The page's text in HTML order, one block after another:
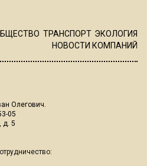
ТРАНСПОРТ ЭКОЛОГИЯ
НОВОСТИ КОМПАНИЙ
Олегович.
05
д. 5